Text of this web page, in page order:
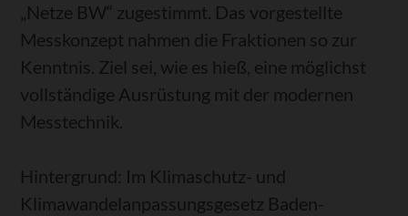
„Netze BW“ zugestimmt. Das vorgestellte
Messkonzept nahmen die Fraktionen so zur
Kenntnis. Ziel sei, wie es hieß, eine möglichst
vollständige Ausrüstung mit der modernen
Messtechnik.
Hintergrund: Im Klimaschutz- und
Klimawandelanpassungsgesetz Baden-